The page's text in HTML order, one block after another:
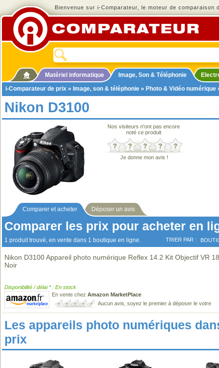
Bienvenue sur i-Comparateur, le moteur de comparaison
Matériel informatique Image, Son & Téléphonie
i-Comparateur de prix » Image, son & téléphonie » Photo & Vidéo numérique
Nikon D3100
Nos visiteurs n'ont pas encore
noté ce produit
Je donne mon avis !
Comparer et acheter Déposer un avis
Comparer les prix pour acheter en
1 produit trouvé, en vente dans 1 boutique en ligne. TRIER PAR :
Nikon D3100 Appareil photo numérique Reflex 14.2 Kit Objectif VR
Noir
Disponibilité / délai * : En stock
En vente chez Amazon MarketPlace
Aucun avis, soyez le premier à déposer le votre
Les appareils photo numériques
prix